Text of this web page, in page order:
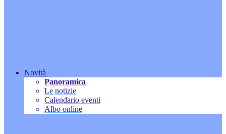
Novità
Panoramica
Le notizie
Calendario eventi
Albo online